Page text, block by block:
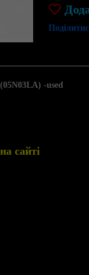
-used
сайті